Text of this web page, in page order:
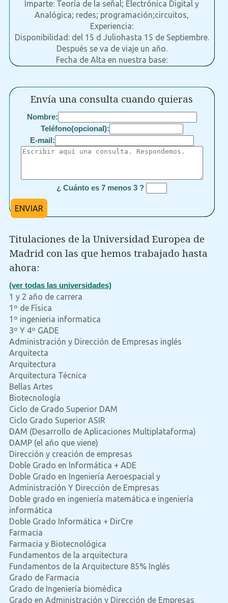
Imparte: Teoría de la señal; Electrónica Digital y
Analógica; redes; programación;circuitos,
Experiencia:
Disponibilidad: del 15 d Juliohasta 15 de Septiembre.
Después se va de viaje un año.
Fecha de Alta en nuestra base:
Envía una consulta cuando quieras
Nombre:
Teléfono(opcional):
E-mail:
¿ Cuánto es 7 menos 3 ?
ENVIAR
Titulaciones de la Universidad Europea de
Madrid con las que hemos trabajado hasta
ahora:
(ver todas las universidades)
1 y 2 año de carrera
1º de Física
1º ingenieria informatica
3º Y 4º GADE
Administración y Dirección de Empresas inglés
Arquitecta
Arquitectura
Arquitectura Técnica
Bellas Artes
Biotecnología
Ciclo de Grado Superior DAM
Ciclo Grado Superior ASIR
DAM (Desarrollo de Aplicaciones Multiplataforma)
DAMP (el año que viene)
Dirección y creación de empresas
Doble Grado en Informática + ADE
Doble Grado en Ingeniería Aeroespacial y
Administración Y Dirección de Empresas
Doble grado en ingeniería matemática e ingeniería
informática
Doble Grado Informática + DirCre
Farmacia
Farmacia y Biotecnológica
Fundamentos de la arquitectura
Fundamentos de la Arquitecture 85% Inglés
Grado de Farmacia
Grado de Ingeniería biomédica
Grado en Administración y Dirección de Empresas